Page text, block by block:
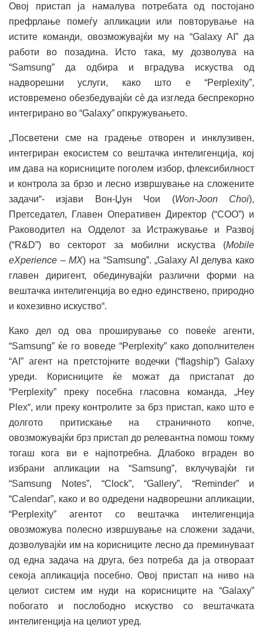
Овој пристап ја намалува потребата од постојано
префрлање помеѓу апликации или повторување на
истите команди, овозможувајќи му на “Galaxy AI” да
работи во позадина. Исто така, му дозволува на
“Samsung” да одбира и вградува искуства од
надворешни услуги, како што е “Perplexity”,
истовремено обезбедувајќи сè да изгледа беспрекорно
интегрирано во “Galaxy” опкружувањето.
„Посветени сме на градење отворен и инклузивен,
интегриран екосистем со вештачка интелигенција, кој
им дава на корисниците поголем избор, флексибилност
и контрола за брзо и лесно извршување на сложените
задачи“- изјави Вон-Џун Чои (Won-Joon Choi),
Претседател, Главен Оперативен Директор (“COO”) и
Раководител на Одделот за Истражување и Развој
(“R&D”) во секторот за мобилни искуства (Mobile
eXperience – MX) на “Samsung”. „Galaxy AI делува како
главен диригент, обединувајќи различни форми на
вештачка интелигенција во едно единствено, природно
и кохезивно искуство“.
Како дел од ова проширување со повеќе агенти,
“Samsung” ќе го воведе “Perplexity” како дополнителен
“AI” агент на претстојните водечки (“flagship”) Galaxy
уреди. Корисниците ќе можат да пристапат до
“Perplexity” преку посебна гласовна команда, „Hey
Plex“, или преку контролите за брз пристап, како што е
долгото притискање на страничното копче,
овозможувајќи брз пристап до релевантна помош токму
тогаш кога ви е најпотребна. Длабоко вграден во
избрани апликации на “Samsung”, вклучувајќи ги
“Samsung Notes”, “Clock”, “Gallery”, “Reminder” и
“Calendar”, како и во одредени надворешни апликации,
“Perplexity” агентот со вештачка интелигенција
овозможува полесно извршување на сложени задачи,
дозволувајќи им на корисниците лесно да преминуваат
од една задача на друга, без потреба да ја отвораат
секоја апликација посебно. Овој пристап на ниво на
целиот систем им нуди на корисниците на “Galaxy”
побогато и послободно искуство со вештачката
интелигенција на целиот уред.